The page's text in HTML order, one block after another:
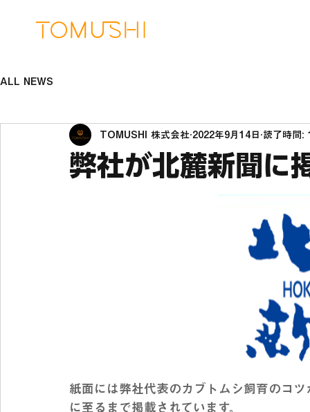
ALL NEWS
弊社が北麓新聞に
TOMUSHI 株式会社 2022年9月14日 読了時間:
紙面には弊社代表のカブトムシ飼育のコ
に至るまで掲載されています。